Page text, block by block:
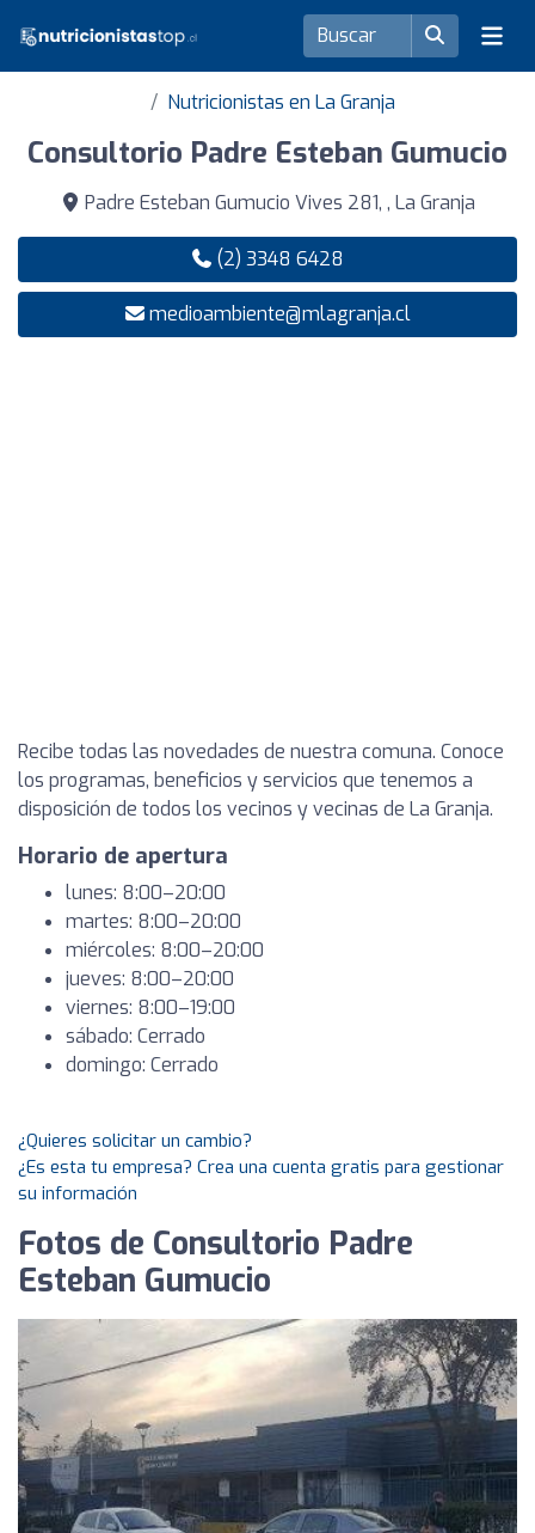
Nutricionistas en La Granja
Consultorio Padre Esteban Gumucio
Padre Esteban Gumucio Vives 281, , La Granja
(2) 3348 6428
medioambiente@mlagranja.cl
Recibe todas las novedades de nuestra comuna. Conoce
los programas, beneficios y servicios que tenemos a
disposición de todos los vecinos y vecinas de La Granja.
Horario de apertura
lunes: 8:00–20:00
martes: 8:00–20:00
miércoles: 8:00–20:00
jueves: 8:00–20:00
viernes: 8:00–19:00
sábado: Cerrado
domingo: Cerrado
¿Quieres solicitar un cambio?
¿Es esta tu empresa? Crea una cuenta gratis para gestionar
su información
Fotos de Consultorio Padre
Esteban Gumucio